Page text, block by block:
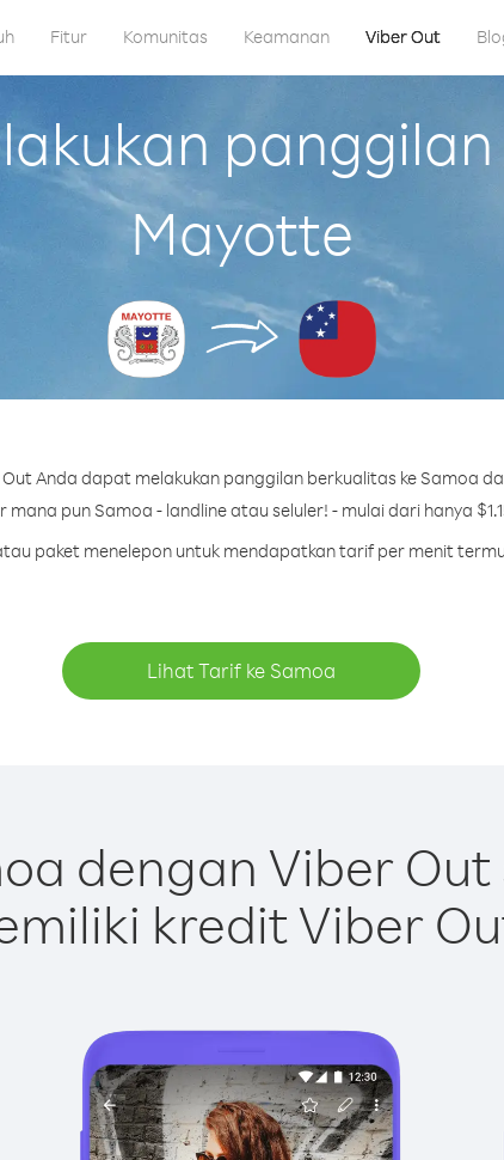
Fitur Komunitas Keamanan Viber Out
Mayotte
Out Anda dapat melakukan panggilan berkualitas ke Samoa
mana pun Samoa - landline atau seluler! - mulai dari hanya
paket menelepon untuk mendapatkan tarif per menit
Lihat Tarif ke Samoa
dengan Viber
kredit Viber